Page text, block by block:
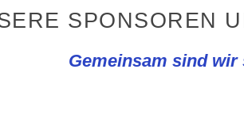
SPONSOREN
Gemeinsam sind wir